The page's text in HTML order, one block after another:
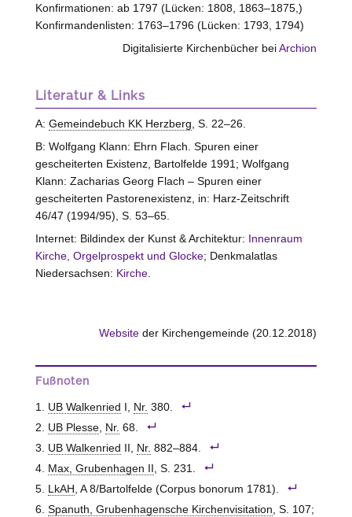
Konfirmationen: ab 1797 (Lücken: 1808, 1863–1875,)
Konfirmandenlisten: 1763–1796 (Lücken: 1793, 1794)
Digitalisierte Kirchenbücher beiArchion
Literatur & Links
A: Gemeindebuch KK Herzberg , S. 22–26.
B: Wolfgang Klann: Ehrn Flach. Spuren einer
gescheiterten Existenz, Bartolfelde 1991; Wolfgang
Klann: Zacharias Georg Flach – Spuren einer
gescheiterten Pastorenexistenz, in: Harz-Zeitschrift
46/47 (1994/95), S. 53–65.
Internet: Bildindex der Kunst & Architektur: Innenraum
Kirche, Orgelprospekt und Glocke; Denkmalatlas
Niedersachsen: Kirche.
Website der Kirchengemeinde (20.12.2018)
Fußnoten
UB Walkenried Nr. 380.
UB Plesse, Nr. 68.
UB Walkenried
Nr. 882–884.
Max, Grubenhagen II
, S. 231.
LkAH , A 8/Bartolfelde (Corpus bonorum 1781).
Spanuth, Grubenhagensche Kirchenvisitation , S. 107;